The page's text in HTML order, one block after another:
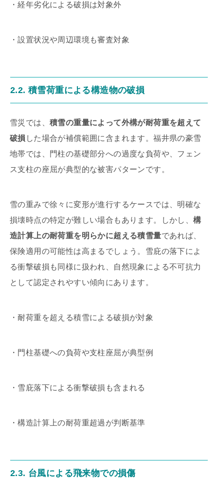
・経年劣化による破損は対象外
・設置状況や周辺環境も審査対象
2.2. 積雪荷重による構造物の破損
雪災では、 積雪の重量によって外構が耐荷重を超えて
破損 した場合が補償範囲に含まれます。福井県の豪雪
地帯では、門柱の基礎部分への過度な負荷や、フェン
ス支柱の座屈が典型的な被害パターンです。
雪の重みで徐々に変形が進行するケースでは、明確な
損壊時点の特定が難しい場合もあります。しかし、構
造計算上の耐荷重を明らかに超える積雪量であれば、
保険適用の可能性は高まるでしょう。雪庇の落下によ
る衝撃破損も同様に扱われ、自然現象による不可抗力
として認定されやすい傾向にあります。
・耐荷重を超える積雪による破損が対象
・門柱基礎への負荷や支柱座屈が典型例
・雪庇落下による衝撃破損も含まれる
・構造計算上の耐荷重超過が判断基準
2.3. 台風による飛来物での損傷